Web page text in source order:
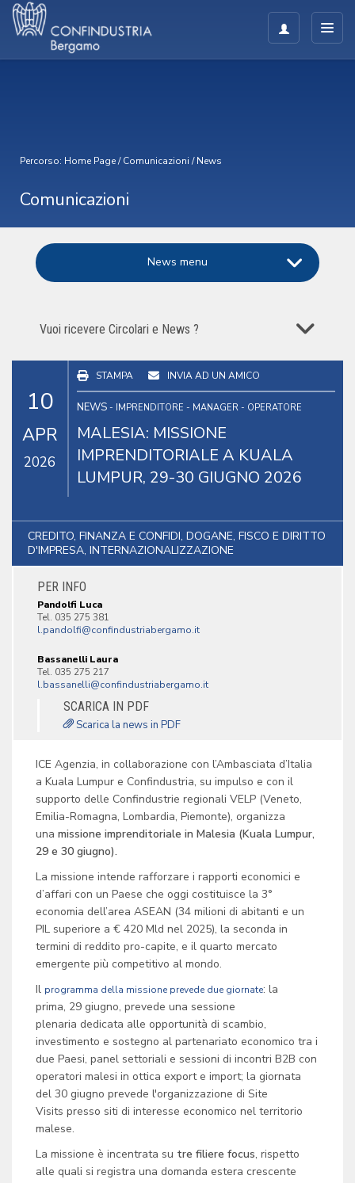
Percorso: Home Page/Comunicazioni /News
Comunicazioni
News menu
Vuoi ricevere Circolari e News ?
10
APR
2026
STAMPA INVIA AD UN AMICO
NEWS - IMPRENDITORE - MANAGER - OPERATORE
MALESIA: MISSIONE
IMPRENDITORIALE A KUALA
LUMPUR, 29-30 GIUGNO 2026
CREDITO, FINANZA E CONFIDI, DOGANE, FISCO E DIRITTO
D'IMPRESA, INTERNAZIONALIZZAZIONE
PER INFO
Pandolfi Luca
Tel. 035 275 381
Bassanelli Laura
Tel. 035 275 217
SCARICA IN PDF
Scarica la news in PDF
ICE Agenzia, in collaborazione con l’Ambasciata d’Italia
a Kuala Lumpur e Confindustria, su impulso e con il
supporto delle Confindustrie regionali VELP (Veneto,
Emilia-Romagna, Lombardia, Piemonte), organizza
una missione imprenditoriale in Malesia (Kuala Lumpur,
29 e 30 giugno).
La missione intende rafforzare i rapporti economici e
d’affari con un Paese che oggi costituisce la 3°
economia dell’area ASEAN (34 milioni di abitanti e un
PIL superiore a € 420 Mld nel 2025), la seconda in
termini di reddito pro-capite, e il quarto mercato
emergente più competitivo al mondo.
Il programma della missione prevede due giornate: la
prima, 29 giugno, prevede una sessione
plenaria dedicata alle opportunità di scambio,
investimento e sostegno al partenariato economico tra i
due Paesi, panel settoriali e sessioni di incontri B2B con
operatori malesi in ottica export e import; la giornata
del 30 giugno prevede l'organizzazione di Site
Visits presso siti di interesse economico nel territorio
malese.
La missione è incentrata su tre filiere focus, rispetto
alle quali si registra una domanda estera crescente